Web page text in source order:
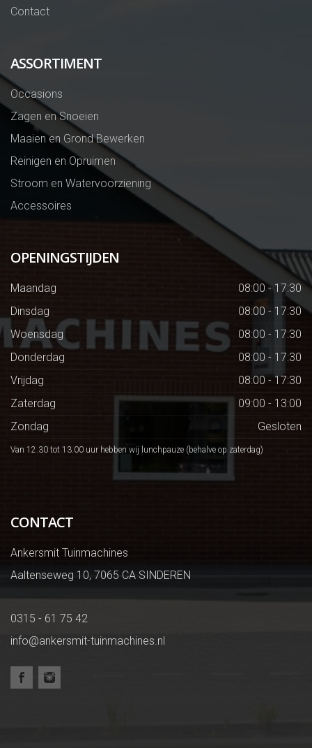
Contact
ASSORTIMENT
Occasions
Zagen en Snoeien
Maaien en Grond Bewerken
Reinigen en Opruimen
Stroom en Watervoorziening
Accessoires
OPENINGSTIJDEN
Maandag
08:00 - 17:30
Dinsdag
08:00 - 17:30
Woensdag
08:00 - 17:30
Donderdag
08:00 - 17:30
Vrijdag
08:00 - 17:30
Zaterdag
09:00 - 13:00
Zondag
Gesloten
Van 12.30 tot 13.00 uur hebben wij lunchpauze (behalve op zaterdag)
CONTACT
Ankersmit Tuinmachines
Aaltenseweg 10, 7065 CA SINDEREN
0315 - 61 75 42
info@ankersmit-tuinmachines.nl